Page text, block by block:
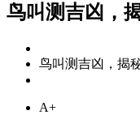
鸟叫测吉凶，
鸟叫测吉凶，揭
A+